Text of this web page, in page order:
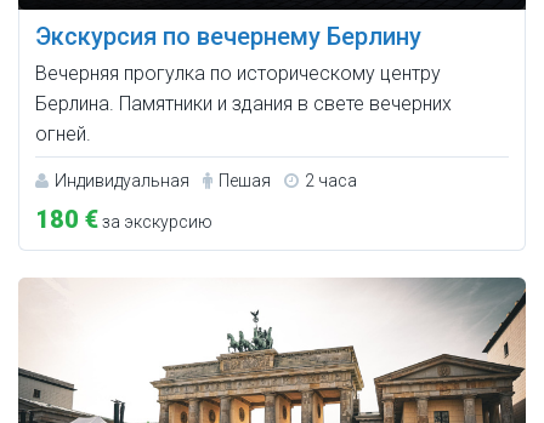
Экскурсия по вечернему Берлину
Вечерняя прогулка по историческому центру
Берлина. Памятники и здания в свете вечерних
огней.
Индивидуальная Пешая 2 часа
180 €за экскурсию